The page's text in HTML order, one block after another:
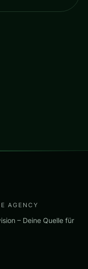
AGENCY
– Deine Quelle für